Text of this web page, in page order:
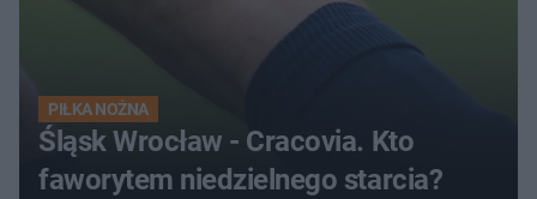
PIŁKA NOŻNA
Śląsk Wrocław - Cracovia. Kto
faworytem niedzielnego starcia?